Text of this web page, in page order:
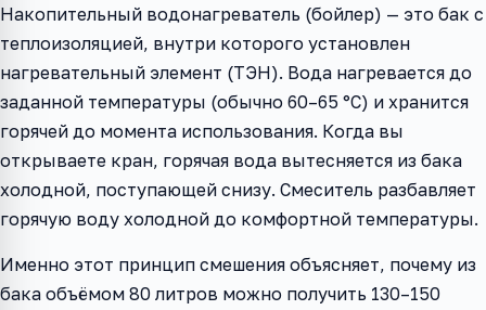
Накопительный водонагреватель (бойлер) — это бак с
теплоизоляцией, внутри которого установлен
нагревательный элемент (ТЭН). Вода нагревается до
заданной температуры (обычно 60–65 °C) и хранится
горячей до момента использования. Когда вы
открываете кран, горячая вода вытесняется из бака
холодной, поступающей снизу. Смеситель разбавляет
горячую воду холодной до комфортной температуры.
Именно этот принцип смешения объясняет, почему из
бака объёмом 80 литров можно получить 130–150